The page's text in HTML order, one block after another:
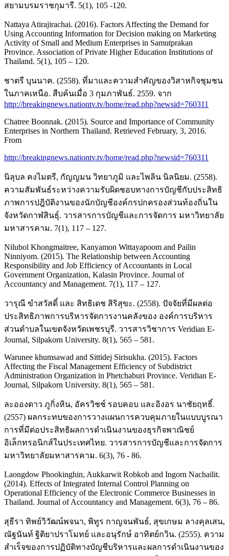
สยามบรมราชกุมารี. 5(1), 105 -120.
Nattaya Atirajirachai. (2016). Factors Affecting the Demand for
Using Accounting Information for Decision making on Marketing
Activity of Small and Medium Enterprises in Samutprakan
Province. Association of Private Higher Education Institutions of
Thailand. 5(1), 105 – 120.
ชาตรี บุนนาค. (2558). ที่มาและความสำคัญของวิสาหกิจชุมชน
ในภาคเหนือ. สืบค้นเมื่อ 3 กุมภาพันธ์. 2559. จาก
http://breakingnews.nationtv.tv/home/read.php?newsid=760311
Chatree Boonnak. (2015). Source and Importance of Community
Enterprises in Northern Thailand. Retrieved February, 3, 2016.
From
http://breakingnews.nationtv.tv/home/read.php?newsid=760311
นิลุบล คงไมตรี, กัญญมน วิทยาภูมิ และไพลิน นิลนิยม. (2558).
ความสัมพันธ์ระหว่างความรับผิดชอบทางการบัญชีกับประสิทธิ
ภาพการปฎิบัติงานของนักบัญชีองค์กรปกครองส่วนท้องถิ่นใน
จังหวัดกาฬสินธุ์. วารสารการบัญชีและการจัดการ มหาวิทยาลัย
มหาสารคาม. 7(1), 117 – 127.
Nilubol Khongmaitree, Kanyamon Wittayapoom and Pailin
Ninniyom. (2015). The Relationship between Accounting
Responsibility and Job Efficiency of Accountants in Local
Government Organization, Kalasin Province. Journal of
Accountancy and Management. 7(1), 117 – 127.
วารุณี ขำสวัสดิ์ และ สิทธิเดช สิริสุขะ. (2558). ปัจจัยที่มีผลต่อ
ประสิทธิภาพการบริหารจัดการงานคลังของ องค์การบริหาร
ส่วนตำบลในเขตจังหวัดเพชรบุรี. วารสารวิชาการ Veridian E-
Journal, Silpakorn University. 8(1), 565 – 581.
Warunee khumsawad and Sittidej Sirisukha. (2015). Factors
Affecting the Fiscal Management Efficiency of Subdistrict
Administration Organization in Phetchaburi Province. Veridian E-
Journal, Silpakorn University. 8(1), 565 – 581.
ละอองดาว ภูกิ่งหิน, อัครวิชช์ รอบคอบ และอิงอร นาชัยฤทธิ์.
(2557) ผลกระทบของการวางแผนการควบคุมภายในแบบบูรณา
การที่มีต่อประสิทธิผลการดำเนินงานของธุรกิจพาณิชย์
อิเล็กทรอนิกส์ในประเทศไทย. วารสารการบัญชีและการจัดการ
มหาวิทยาลัยมหาสารคาม. 6(3), 76 - 86.
Laongdow Phookinghin, Aukkarwit Robkob and Ingorn Nachailit.
(2014). Effects of Integrated Internal Control Planning on
Operational Efficiency of the Electronic Commerce Businesses in
Thailand. Journal of Accountancy and Management. 6(3), 76 – 86.
สุธีรา ทิพย์วิวัฒน์พจนา, พิทูร กาญจนพันธ์, สุขเกษม ลางคุลเสน,
ณัฐนันท์ ฐิติยาปราโมทย์ และอนุรักษ์ อาทิตย์กวิน. (2555). ความ
สำเร็จของการปฏิบัติทางบัญชีบริหารและผลการดำเนินงานของ